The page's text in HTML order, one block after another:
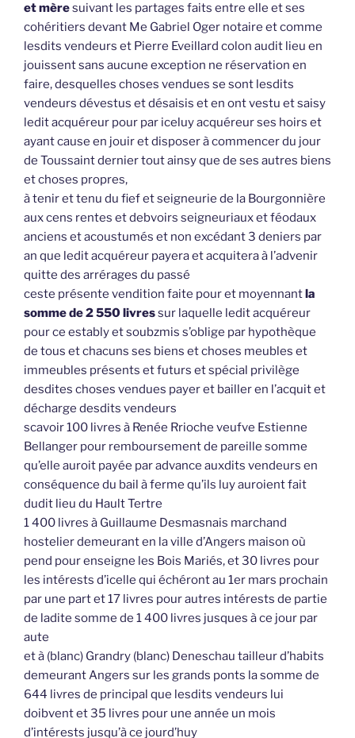
et mèresuivant les partages faits entre elle et ses
cohéritiers devant Me Gabriel Oger notaire et comme
lesdits vendeurs et Pierre Eveillard colon audit lieu en
jouissent sans aucune exception ne réservation en
faire, desquelles choses vendues se sont lesdits
vendeurs dévestus et désaisis et en ont vestu et saisy
ledit acquéreur pour par iceluy acquéreur ses hoirs et
ayant cause en jouir et disposer à commencer du jour
de Toussaint dernier tout ainsy que de ses autres biens
et choses propres,
à tenir et tenu du fief et seigneurie de la Bourgonnière
aux cens rentes et debvoirs seigneuriaux et féodaux
anciens et acoustumés et non excédant 3 deniers par
an que ledit acquéreur payera et acquitera à l’advenir
quitte des arrérages du passé
ceste présente vendition faite pour et moyennant la
somme de 2 550 livressur laquelle ledit acquéreur
pour ce estably et soubzmis s’oblige par hypothèque
de tous et chacuns ses biens et choses meubles et
immeubles présents et futurs et spécial privilège
desdites choses vendues payer et bailler en l’acquit et
décharge desdits vendeurs
scavoir 100 livres à Renée Rrioche veufve Estienne
Bellanger pour remboursement de pareille somme
qu’elle auroit payée par advance auxdits vendeurs en
conséquence du bail à ferme qu’ils luy auroient fait
dudit lieu du Hault Tertre
1 400 livres à Guillaume Desmasnais marchand
hostelier demeurant en la ville d’Angers maison où
pend pour enseigne les Bois Mariés, et 30 livres pour
les intérests d’icelle qui échéront au 1er mars prochain
par une part et 17 livres pour autres intérests de partie
de ladite somme de 1 400 livres jusques à ce jour par
aute
et à (blanc) Grandry (blanc) Deneschau tailleur d’habits
demeurant Angers sur les grands ponts la somme de
644 livres de principal que lesdits vendeurs lui
doibvent et 35 livres pour une année un mois
d’intérests jusqu’à ce jourd’huy